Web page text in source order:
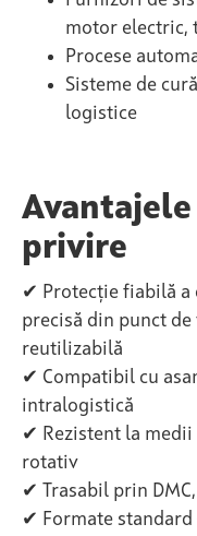
motor electric,
Procese
Sisteme de
logistice
privire
✔ Protecție fiabilă a
precisă din punct
reutilizabilă
✔ Compatibil cu
intralogistică
✔ Rezistent la medii
rotativ
✔ Trasabil prin
✔ Formate standard